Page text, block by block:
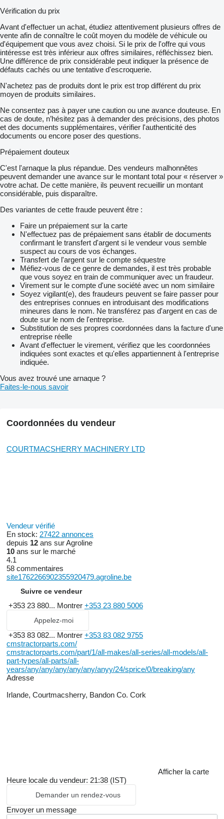
Vérification du prix
Avant d'effectuer un achat, étudiez attentivement plusieurs offres de
vente afin de connaître le coût moyen du modèle de véhicule ou
d'équipement que vous avez choisi. Si le prix de l'offre qui vous
intéresse est très inférieur aux offres similaires, réfléchissez bien.
Une différence de prix considérable peut indiquer la présence de
défauts cachés ou une tentative d'escroquerie.
N'achetez pas de produits dont le prix est trop différent du prix
moyen de produits similaires.
Ne consentez pas à payer une caution ou une avance douteuse. En
cas de doute, n’hésitez pas à demander des précisions, des photos
et des documents supplémentaires, vérifier l'authenticité des
documents ou encore poser des questions.
Prépaiement douteux
C'est l'arnaque la plus répandue. Des vendeurs malhonnêtes
peuvent demander une avance sur le montant total pour « réserver »
votre achat. De cette manière, ils peuvent recueillir un montant
considérable, puis disparaître.
Des variantes de cette fraude peuvent être :
Faire un prépaiement sur la carte
N'effectuez pas de prépaiement sans établir de documents
confirmant le transfert d'argent si le vendeur vous semble
suspect au cours de vos échanges.
Transfert de l'argent sur le compte séquestre
Méfiez-vous de ce genre de demandes, il est très probable
que vous soyez en train de communiquer avec un fraudeur.
Virement sur le compte d'une société avec un nom similaire
Soyez vigilant(e), des fraudeurs peuvent se faire passer pour
des entreprises connues en introduisant des modifications
mineures dans le nom. Ne transférez pas d'argent en cas de
doute sur le nom de l'entreprise.
Substitution de ses propres coordonnées dans la facture d'une
entreprise réelle
Avant d'effectuer le virement, vérifiez que les coordonnées
indiquées sont exactes et qu'elles appartiennent à l'entreprise
indiquée.
Vous avez trouvé une arnaque ?
Faites-le-nous savoir
Coordonnées du vendeur
COURTMACSHERRY MACHINERY LTD
Vendeur vérifié
En stock: 27422 annonces
depuis 12 ans sur Agroline
10 ans sur le marché
4.1
58 commentaires
site1762266902355920479.agroline.be
Suivre ce vendeur
+353 23 880... Montrer +353 23 880 5006
Appelez-moi
+353 83 082... Montrer +353 83 082 9755
cmstractorparts.com/
cmstractorparts.com/part/1/all-makes/all-series/all-models/all-
part-types/all-parts/all-
years/any/any/any/any/any/anyy/24/sprice/0/breaking/any
Adresse
Irlande, Courtmacsherry, Bandon Co. Cork
Afficher la carte
Heure locale du vendeur: 21:38 (IST)
Demander un rendez-vous
Envoyer un message